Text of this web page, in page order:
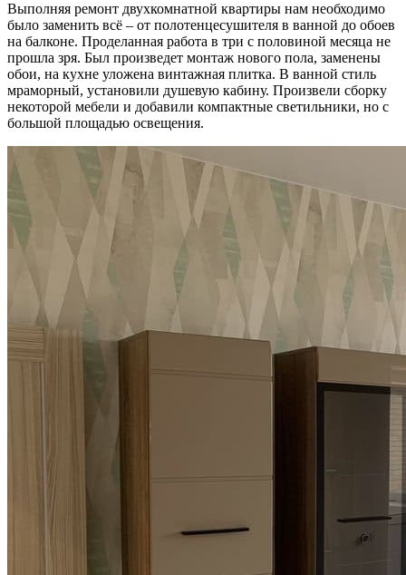
Выполняя ремонт двухкомнатной квартиры нам необходимо
было заменить всё – от полотенцесушителя в ванной до обоев
на балконе. Проделанная работа в три с половиной месяца не
прошла зря. Был произведет монтаж нового пола, заменены
обои, на кухне уложена винтажная плитка. В ванной стиль
мраморный, установили душевую кабину. Произвели сборку
некоторой мебели и добавили компактные светильники, но с
большой площадью освещения.